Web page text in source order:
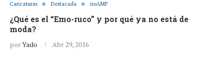
Caricaturas Destacada noAMP
¿Qué es el “Emo-ruco” y por qué ya no está de
moda?
porYado Abr 29, 2016